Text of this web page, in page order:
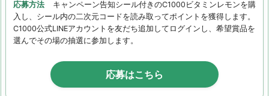
応募方法
キャンペーン告知シール付きのC1000ビタミンレモンを購
入し、シール内の二次元コードを読み取ってポイントを獲得します。
C1000公式LINEアカウントを友だち追加してログインし、希望賞品を
選んでその場の抽選に参加します。
応募はこちら